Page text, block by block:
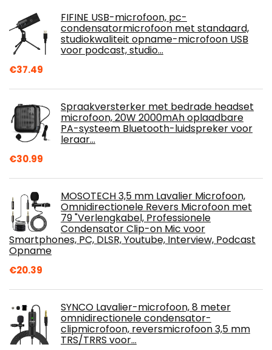
FIFINE USB-microfoon, pc-
condensatormicrofoon met standaard,
studiokwaliteit opname-microfoon USB
voor podcast, studio…
€37.49
Spraakversterker met bedrade headset
microfoon, 20W 2000mAh oplaadbare
PA-systeem Bluetooth-luidspreker voor
leraar…
€30.99
MOSOTECH 3,5 mm Lavalier Microfoon,
Omnidirectionele Revers Microfoon met
79 "Verlengkabel, Professionele
Condensator Clip-on Mic voor
Smartphones, PC, DLSR, Youtube, Interview, Podcast
Opname
€20.39
SYNCO Lavalier-microfoon, 8 meter
omnidirectionele condensator-
clipmicrofoon, reversmicrofoon 3,5 mm
TRS/TRRS voor…